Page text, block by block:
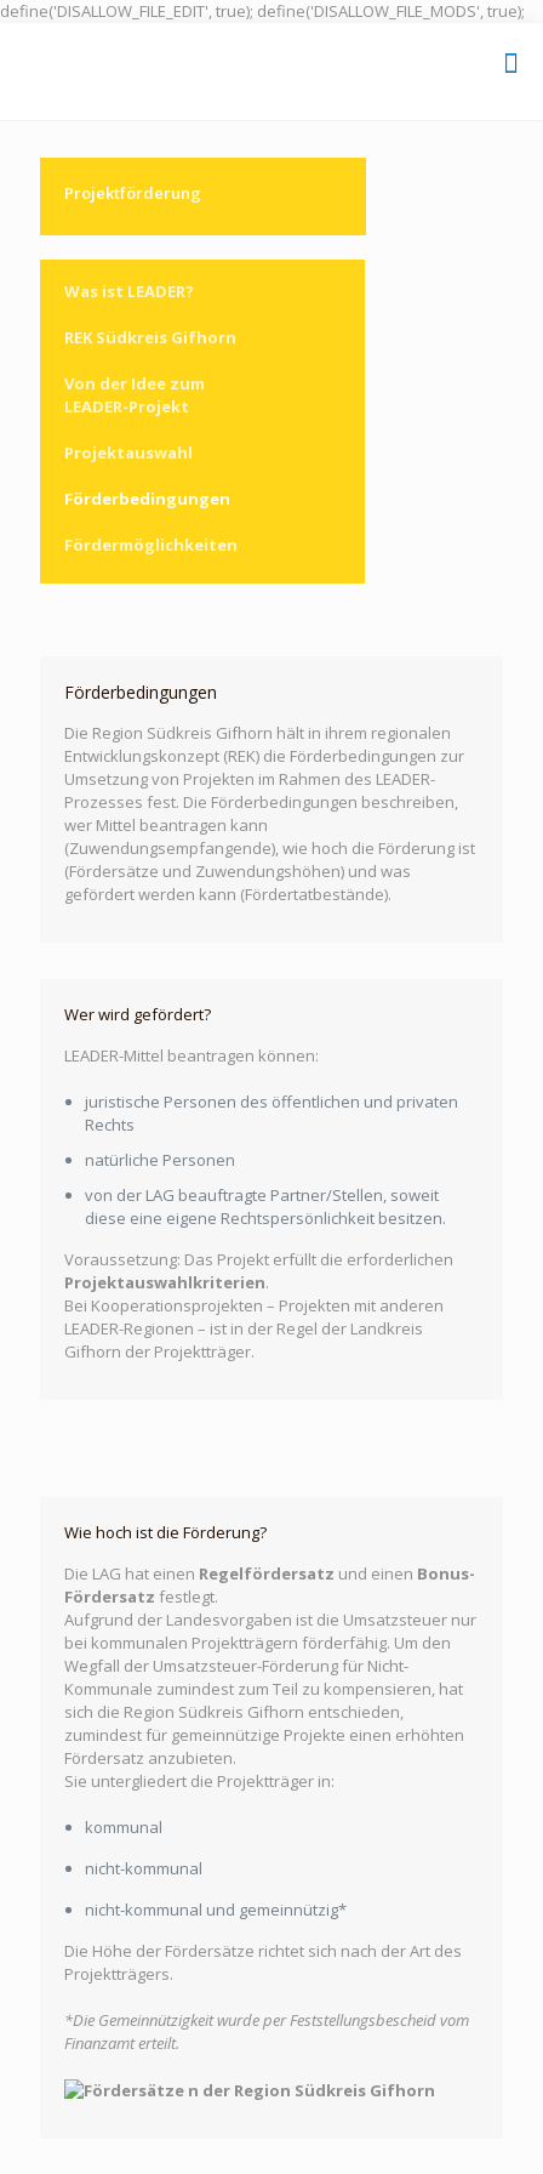
define('DISALLOW_FILE_EDIT', true); define('DISALLOW_FILE_MODS', true);
Projektförderung
Was ist LEADER?
REK Südkreis Gifhorn
Von der Idee zum
LEADER-Projekt
Projektauswahl
Förderbedingungen
Fördermöglichkeiten
Förderbedingungen
Die Region Südkreis Gifhorn hält in ihrem regionalen
Entwicklungskonzept (REK) die Förderbedingungen zur
Umsetzung von Projekten im Rahmen des LEADER-
Prozesses fest. Die Förderbedingungen beschreiben,
wer Mittel beantragen kann
(Zuwendungsempfangende), wie hoch die Förderung ist
(Fördersätze und Zuwendungshöhen) und was
gefördert werden kann (Fördertatbestände).
Wer wird gefördert?
LEADER-Mittel beantragen können:
juristische Personen des öffentlichen und privaten
Rechts
natürliche Personen
von der LAG beauftragte Partner/Stellen, soweit
diese eine eigene Rechtspersönlichkeit besitzen.
Voraussetzung: Das Projekt erfüllt die erforderlichen
Projektauswahlkriterien.
Bei Kooperationsprojekten – Projekten mit anderen
LEADER-Regionen – ist in der Regel der Landkreis
Gifhorn der Projektträger.
Wie hoch ist die Förderung?
Die LAG hat einen Regelfördersatz und einen Bonus-
Fördersatz festlegt.
Aufgrund der Landesvorgaben ist die Umsatzsteuer nur
bei kommunalen Projektträgern förderfähig. Um den
Wegfall der Umsatzsteuer-Förderung für Nicht-
Kommunale zumindest zum Teil zu kompensieren, hat
sich die Region Südkreis Gifhorn entschieden,
zumindest für gemeinnützige Projekte einen erhöhten
Fördersatz anzubieten.
Sie untergliedert die Projektträger in:
kommunal
nicht-kommunal
nicht-kommunal und gemeinnützig*
Die Höhe der Fördersätze richtet sich nach der Art des
Projektträgers.
*Die Gemeinnützigkeit wurde per Feststellungsbescheid vom
Finanzamt erteilt.